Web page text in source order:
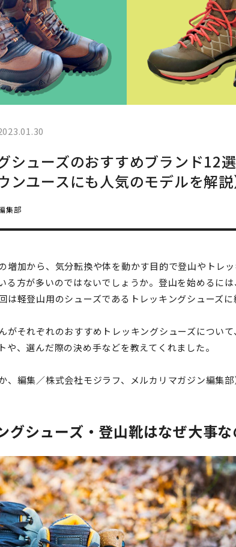
シューズのおすすめブランド12
ンユースにも人気のモデルを解説
集部
増加から、気分転換や体を動かす目的で登山やトレッ
る方が多いのではないでしょうか。登山を始めるに
は軽登山用のシューズであるトレッキングシューズに
がそれぞれのおすすめトレッキングシューズについ
や、選んだ際の決め手などを教えてくれました。
、編集／株式会社モジラフ、メルカリマガジン編集部
グシューズ・登山靴はなぜ大事